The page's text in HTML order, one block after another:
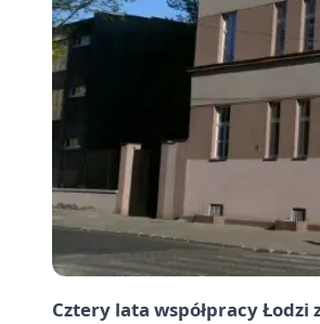
Cztery lata współpracy Łodzi